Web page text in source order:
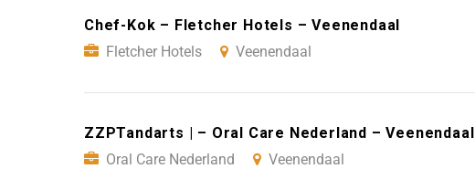
Chef-Kok – Fletcher Hotels – Veenendaal
Fletcher Hotels
Veenendaal
ZZPTandarts | – Oral Care Nederland – Veenendaal
Oral Care Nederland
Veenendaal